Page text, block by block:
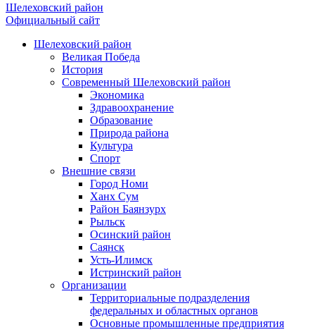
Шелеховский район
Официальный сайт
Шелеховский район
Великая Победа
История
Современный Шелеховский район
Экономика
Здравоохранение
Образование
Природа района
Культура
Спорт
Внешние связи
Город Номи
Ханх Сум
Район Баянзурх
Рыльск
Осинский район
Саянск
Усть-Илимск
Истринский район
Организации
Территориальные подразделения
федеральных и областных органов
Основные промышленные предприятия